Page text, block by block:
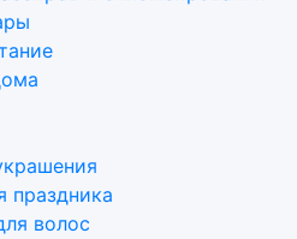
праздника
волос